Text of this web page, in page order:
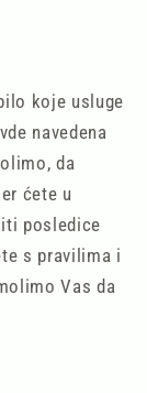
koje usluge
navedena
da
ćete u
posledice
s pravilima i
Vas da